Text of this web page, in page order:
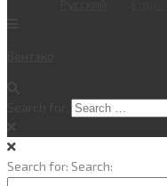
Search for: Search: